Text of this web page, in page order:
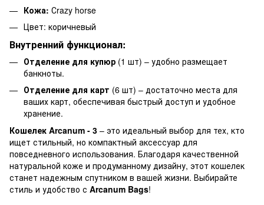
Кожа: Сrazy horse
Цвет: коричневый
Внутренний функционал:
Отделение для купюр (1 шт) – удобно размещает
банкноты.
Отделение для карт (6 шт) – достаточно места для
ваших карт, обеспечивая быстрый доступ и удобное
хранение.
Кошелек Arcanum - 3 – это идеальный выбор для тех, кто
ищет стильный, но компактный аксессуар для
повседневного использования. Благодаря качественной
натуральной коже и продуманному дизайну, этот кошелек
станет надежным спутником в вашей жизни. Выбирайте
стиль и удобство с Arcanum Bags!